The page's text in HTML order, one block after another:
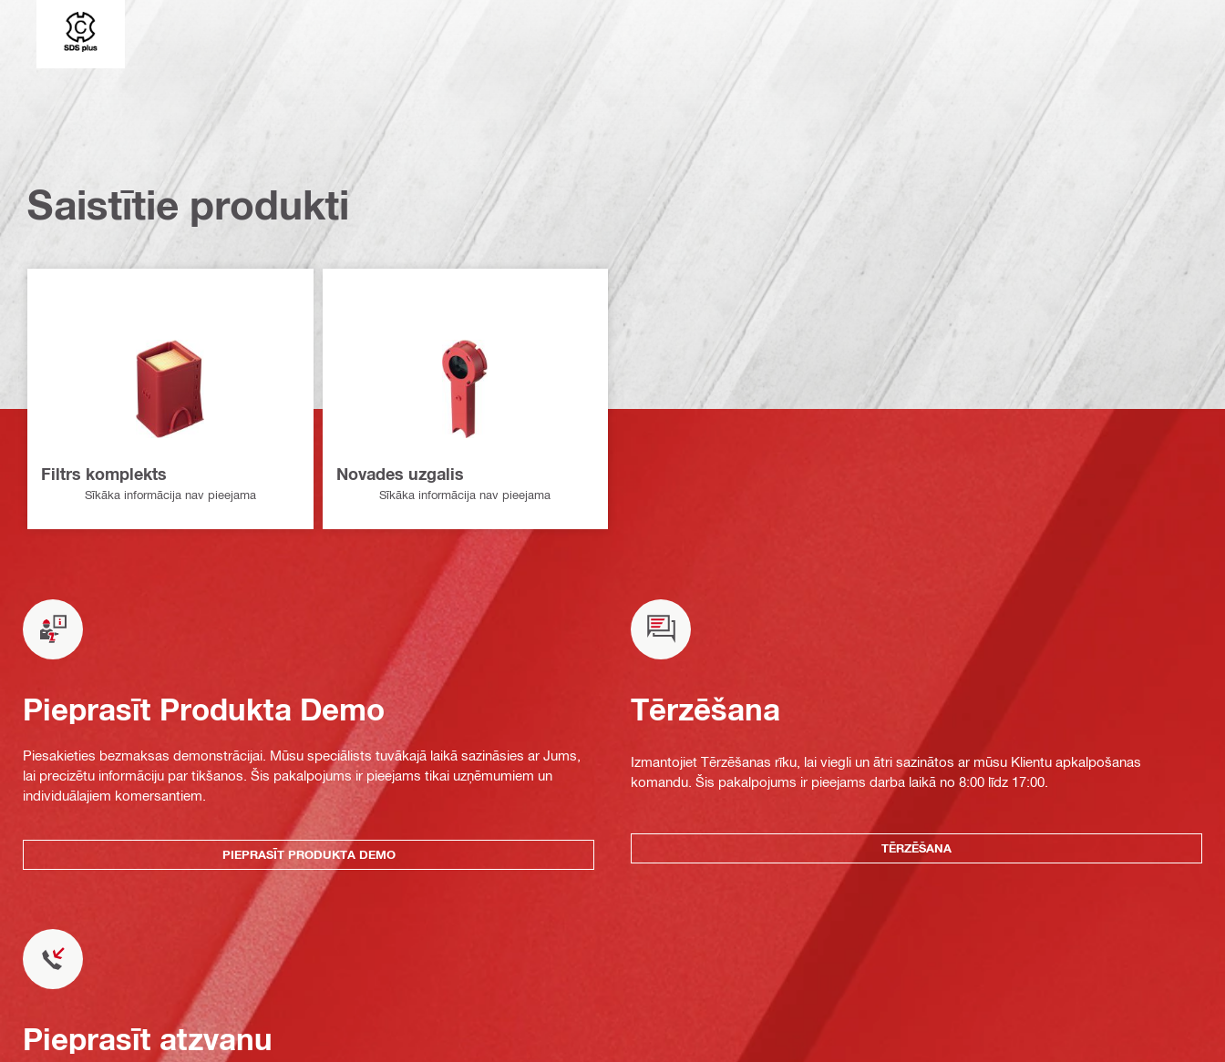
Savienojuma gals
Saistītie produkti
Filtrs komplekts
Sīkāka informācija nav pieejama
Novades uzgalis
Sīkāka informācija nav pieejama
Pieprasīt Produkta Demo
Piesakieties bezmaksas demonstrācijai. Mūsu speciālists tuvākajā laikā sazināsies ar Jums,
lai precizētu informāciju par tikšanos. Šis pakalpojums ir pieejams tikai uzņēmumiem un
individuālajiem komersantiem.
PIEPRASĪT PRODUKTA DEMO
Tērzēšana
Izmantojiet Tērzēšanas rīku, lai viegli un ātri sazinātos ar mūsu Klientu apkalpošanas
komandu. Šis pakalpojums ir pieejams darba laikā no 8:00 līdz 17:00.
TĒRZĒŠANA
Pieprasīt atzvanu